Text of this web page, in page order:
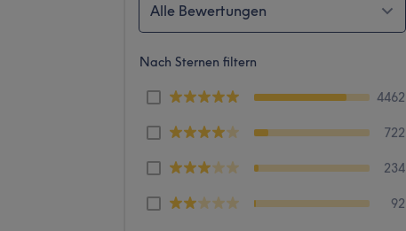
Alle Bewertungen
Nach Sternen filtern
4462
722
234
92